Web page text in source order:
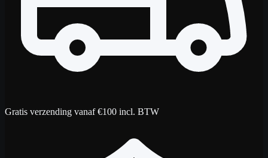
Gratis verzending vanaf €100 incl. BTW